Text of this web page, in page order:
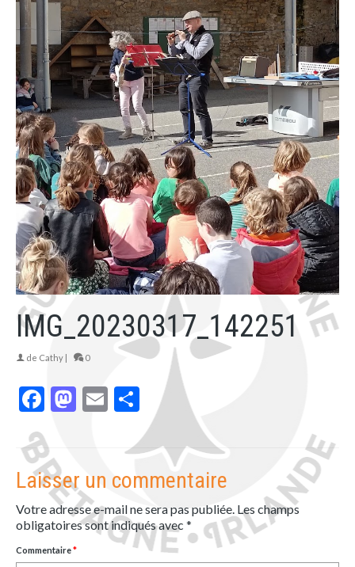
IMG_20230317_142251
de Cathy | 0
Facebook
Mastodon
EmailPartager
Laisser un commentaire
Votre adresse e-mail ne sera pas publiée. Les champs
obligatoires sont indiqués avec *
Commentaire*